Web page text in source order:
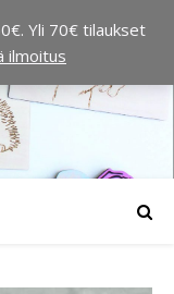
Yli 70€ tilaukset
ilmoitus